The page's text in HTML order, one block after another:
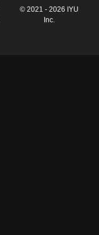
© 2021 - 2026 IYU
Inc.